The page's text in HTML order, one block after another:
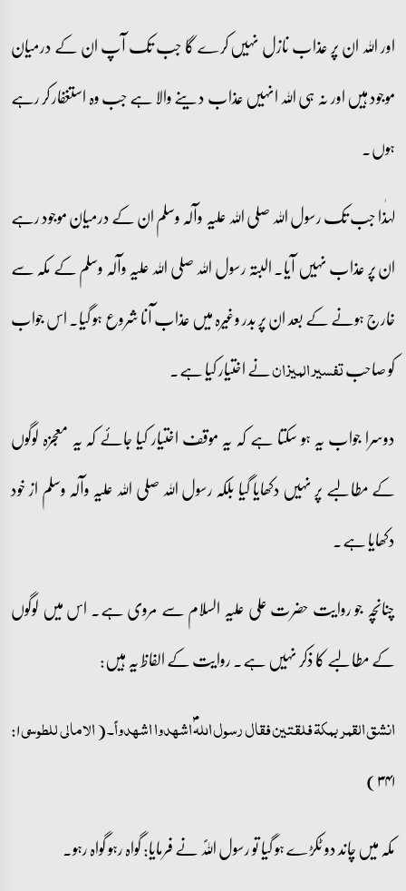
اور اللہ ان پر عذاب نازل نہیں کرے گا جب تک آپ ان کے درمیان
موجود ہیں اور نہ ہی اللہ انہیں عذاب دینے والا ہے جب وہ استغفار کر رہے
ہوں۔
لہٰذا جب تک رسول اللہ صلی اللہ علیہ وآلہ وسلم ان کے درمیان موجود رہے
ان پر عذاب نہیں آیا۔ البتہ رسول اللہ صلی اللہ علیہ وآلہ وسلم کے مکہ سے
خارج ہونے کے بعد ان پر بدر وغیرہ میں عذاب آنا شروع ہو گیا۔ اس جواب
کو صاحبتفسیر المیزاننے اختیار کیا ہے۔
دوسرا جواب یہ ہو سکتا ہے کہ یہ موقف اختیار کیا جائے کہ یہ معجزہ لوگوں
کے مطالبے پر نہیں دکھایا گیا بلکہ رسول اللہ صلی اللہ علیہ وآلہ وسلم از خود
دکھایا ہے۔
چنانچہ جو روایت حضرت علی علیہ السلام سے مروی ہے۔ اس میں لوگوں
کے مطالبے کا ذکر نہیں ہے۔ روایت کے الفاظ یہ ہیں:
انشق القمر بمکۃ فلقتین فقال رسول اللہؐ اشھدوا اشھدواً۔(الامالی للطوسی۱:
۳۴۱)
مکہ میں چاند دو ٹکڑے ہو گیا تو رسول اللہؐ نے فرمایا: گواہ رہو گواہ رہو۔